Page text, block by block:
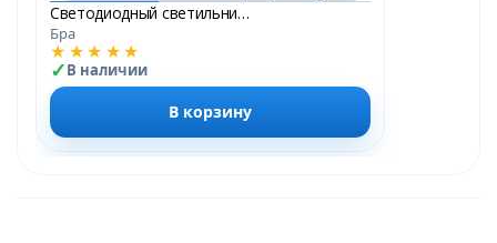
Светодиодный светильник PPB Onyx-09 14w 3000/6500K IP40 Бра Jazzway
Бра
★★★★★
В наличии
В корзину